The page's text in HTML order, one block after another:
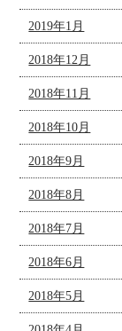
2019年1月
2018年12月
2018年11月
2018年10月
2018年9月
2018年8月
2018年7月
2018年6月
2018年5月